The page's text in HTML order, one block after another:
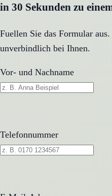
in 30 Sekunden zu
Fuellen Sie das Formular
unverbindlich bei Ihnen.
Vor- und Nachname
Telefonnummer